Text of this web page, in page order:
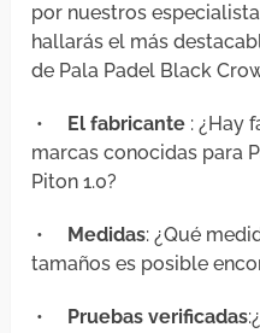
por nuestros
hallarás el más
de Pala Padel Black
• El fabricante : ¿Hay
marcas conocidas para
Piton 1.0?
• Medidas: ¿Qué
tamaños es posible
• Pruebas verificadas